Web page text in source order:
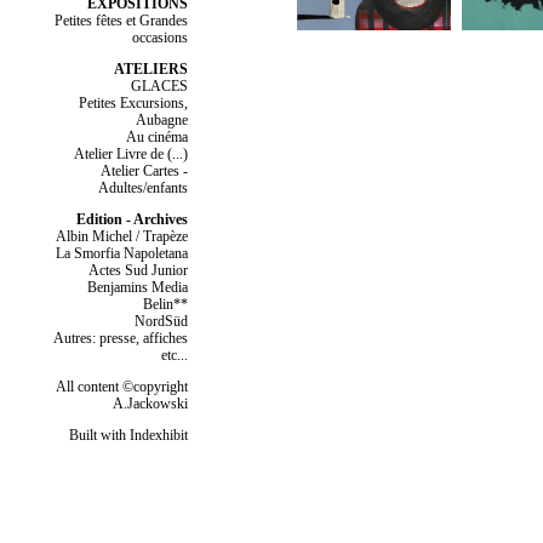
EXPOSITIONS
Petites fêtes et Grandes
occasions
ATELIERS
GLACES
Petites Excursions,
Aubagne
Au cinéma
Atelier Livre de (...)
Atelier Cartes -
Adultes/enfants
Edition - Archives
Albin Michel / Trapèze
La Smorfia Napoletana
Actes Sud Junior
Benjamins Media
Belin**
NordSüd
Autres: presse, affiches
etc...
All content ©copyright
A.Jackowski
Built with Indexhibit